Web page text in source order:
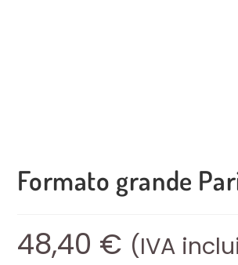
Formato grande
48,40 € (IVA